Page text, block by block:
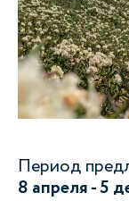
Период
8 апреля - 5